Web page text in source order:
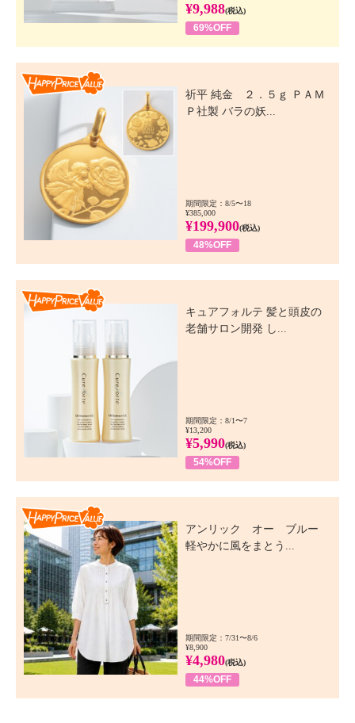
¥9,988(税込)
69%OFF
祈平 純金 ２．５ｇ ＰＡＭ
Ｐ社製 バラの妖...
期間限定：8/5〜18
¥385,000
¥199,900(税込)
48%OFF
キュアフォルテ 髪と頭皮の
老舗サロン開発 し...
期間限定：8/1〜7
¥13,200
¥5,990(税込)
54%OFF
アンリック オー ブルー
軽やかに風をまとう...
期間限定：7/31〜8/6
¥8,900
¥4,980(税込)
44%OFF